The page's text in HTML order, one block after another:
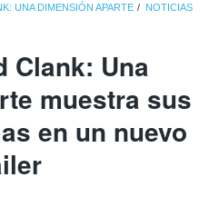
UNA DIMENSIÓN APARTE NOTICIAS
Clank: Una
muestra sus
en un nuevo